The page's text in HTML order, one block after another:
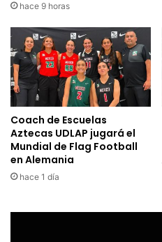
hace 9 horas
Coach de Escuelas
Aztecas UDLAP jugará el
Mundial de Flag Football
en Alemania
hace 1 día